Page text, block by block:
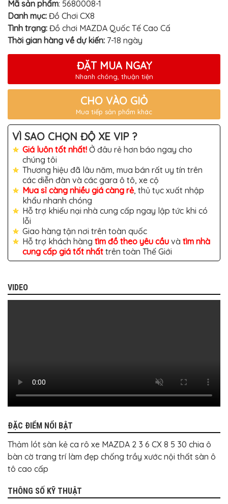
TÔ
ĐỒ
CHƠI
XE
HƠI
CHƠI
XE
ĐỒ
CHƠI
XE
MÁY
DÁN
DECAL
Ô
TÔ
ISUZU
BỌC
GHẾ
DA
TÔ
KIỆN
XE
CAO
CÔNG
NGHỆ
KHÁC
Mã sản phẩm: 5680008-1
Danh mục: Đồ Chơi CX8
Tình trạng: Đồ chơi MAZDA Quốc Tế Cao Cấ
Thời gian hàng về dự kiến: 7-18 ngày
ĐẶT MUA NGAY
Nhanh chóng, thuận tiện
CHO VÀO GIỎ
Mua tiếp sản phẩm khác
VÌ SAO CHỌN ĐỘ XE VIP ?
Giá luôn tốt nhất! Ở đâu rẻ hơn báo ngay cho
chúng tôi
Thương hiệu đã lâu năm, mua bán rất uy tín trên
các diễn đàn và các gara ô tô, xe cộ
Mua sỉ càng nhiều giá càng rẻ, thủ tục xuất nhập
khẩu nhanh chóng
Hỗ trợ khiếu nại nhà cung cấp ngay lập tức khi có
lỗi
Giao hàng tận nơi trên toàn quốc
Hỗ trợ khách hàng tìm đồ theo yêu cầu và tìm nhà
cung cấp giá tốt nhất trên toàn Thế Giới
VIDEO
ĐẶC ĐIỂM NỔI BẬT
Thảm lót sàn kẻ ca rô xe MAZDA 2 3 6 CX 8 5 30 chia ô
bàn cờ trang trí làm đẹp chống trầy xước nội thất sàn ô
tô cao cấp
THÔNG SỐ KỸ THUẬT